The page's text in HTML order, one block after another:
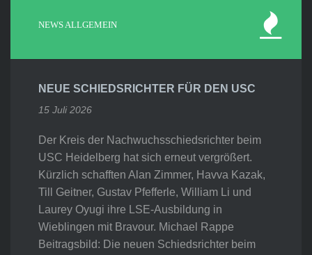
NEWS ALLGEMEIN
NEUE SCHIEDSRICHTER FÜR DEN USC
15 Juli 2026
Der Kreis der Nachwuchsschiedsrichter beim
USC Heidelberg hat sich erneut vergrößert.
Kürzlich schafften Alan Zimmer, Havva Kazak,
Till Geitner, Gustav Pfefferle, William Li und
Laurey Oyugi ihre LSE-Ausbildung in
Wieblingen mit Bravour. Michael Rappe
Beitragsbild: Die neuen Schiedsrichter beim